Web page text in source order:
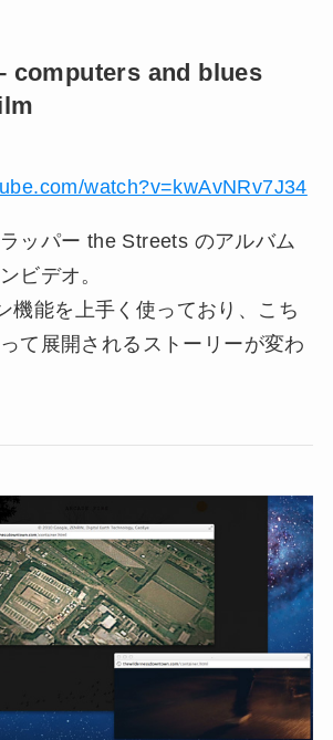
computers and blues
watch?v=kwAvNRv7J34
ッパー the Streets のアルバム
ビデオ。
機能を上手く使っており、こち
て展開されるストーリーが変わ